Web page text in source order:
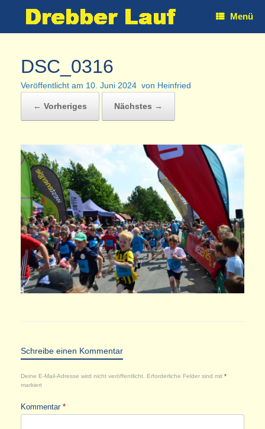
Menü
DSC_0316
Veröffentlicht am 10. Juni 2024 von Heinfried
← Vorheriges Nächstes →
Schreibe einen Kommentar
Deine E-Mail-Adresse wird nicht veröffentlicht. Erforderliche Felder sind mit *
markiert
Kommentar *